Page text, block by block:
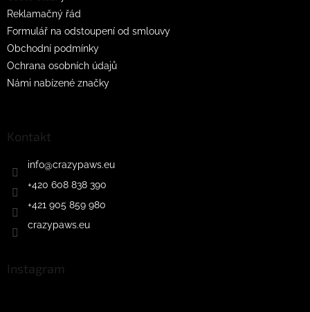
Reklamačný řád
Formulář na odstoupení od smlouvy
Obchodní podmínky
Ochrana osobních údajů
Námi nabízené značky
Kontakt
info@crazypaws.eu
+420 608 838 390
+421 905 859 980
crazypaws.eu
Instagram